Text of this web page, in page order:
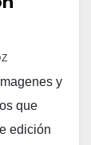
y
que
edición